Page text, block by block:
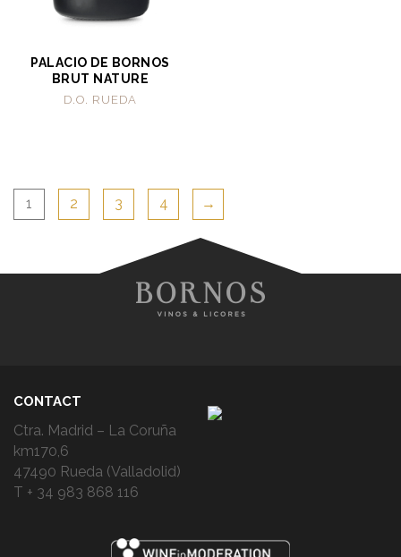
PALACIO DE BORNOS
BRUT NATURE
D.O. RUEDA
1 2 3 4 →
CONTACT
Ctra. Madrid – La Coruña
km170,6
47490 Rueda (Valladolid)
T + 34 983 868 116